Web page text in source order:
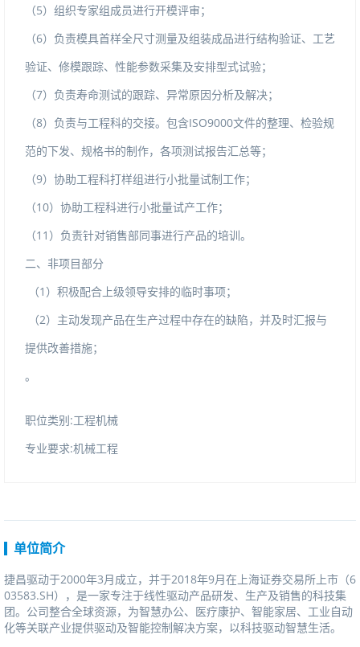
（5）组织专家组成员进行开模评审；
（6）负责模具首样全尺寸测量及组装成品进行结构验证、工艺
验证、修模跟踪、性能参数采集及安排型式试验；
（7）负责寿命测试的跟踪、异常原因分析及解决；
（8）负责与工程科的交接。包含ISO9000文件的整理、检验规
范的下发、规格书的制作，各项测试报告汇总等；
（9）协助工程科打样组进行小批量试制工作；
（10）协助工程科进行小批量试产工作；
（11）负责针对销售部同事进行产品的培训。
二、非项目部分
（1）积极配合上级领导安排的临时事项；
（2）主动发现产品在生产过程中存在的缺陷，并及时汇报与
提供改善措施；
。
职位类别:工程机械
专业要求:机械工程
单位简介
捷昌驱动于2000年3月成立，并于2018年9月在上海证券交易所上市（6
03583.SH），是一家专注于线性驱动产品研发、生产及销售的科技集
团。公司整合全球资源，为智慧办公、医疗康护、智能家居、工业自动
化等关联产业提供驱动及智能控制解决方案，以科技驱动智慧生活。